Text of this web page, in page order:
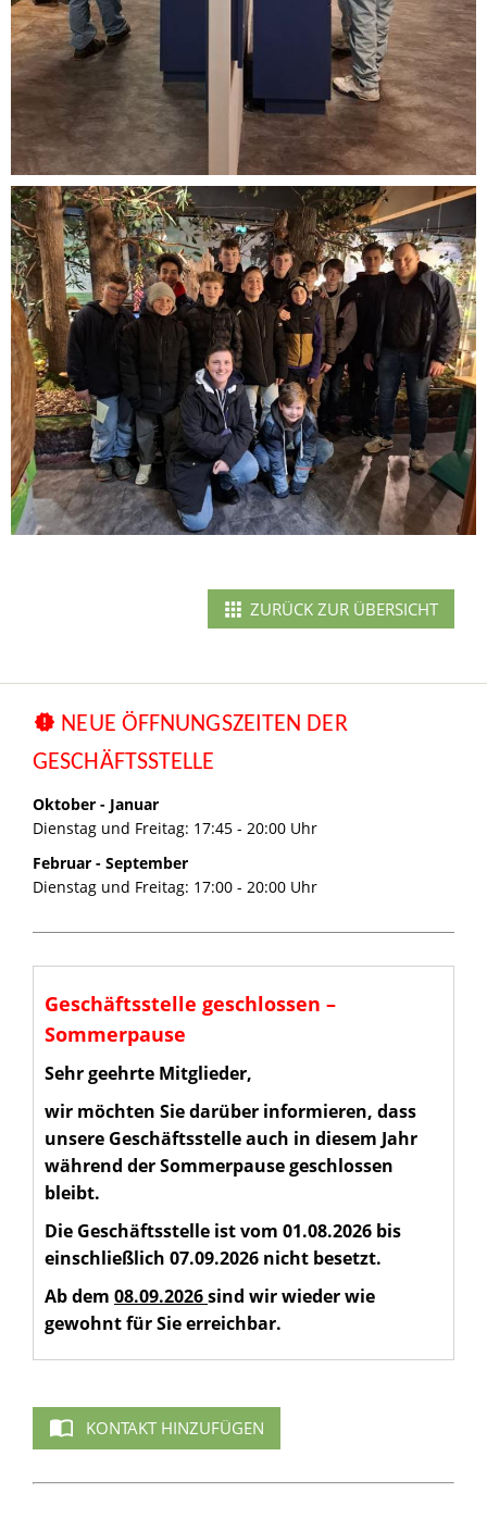
ZURÜCK ZUR ÜBERSICHT
NEUE ÖFFNUNGSZEITEN DER
GESCHÄFTSSTELLE
Oktober - Januar
Dienstag und Freitag: 17:45 - 20:00 Uhr
Februar - September
Dienstag und Freitag: 17:00 - 20:00 Uhr
Geschäftsstelle geschlossen –
Sommerpause
Sehr geehrte Mitglieder,
wir möchten Sie darüber informieren, dass
unsere Geschäftsstelle auch in diesem Jahr
während der Sommerpause geschlossen
bleibt.
Die Geschäftsstelle ist vom 01.08.2026 bis
einschließlich 07.09.2026 nicht besetzt.
Ab dem 08.09.2026sind wir wieder wie
gewohnt für Sie erreichbar.
KONTAKT HINZUFÜGEN